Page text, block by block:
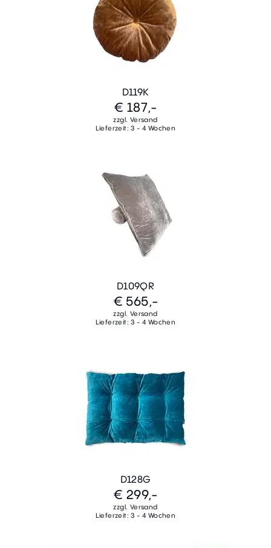
D119K
€ 187,-
zzgl. Versand
Lieferzeit: 3 - 4 Wochen
D109QR
€ 565,-
zzgl. Versand
Lieferzeit: 3 - 4 Wochen
D128G
€ 299,-
zzgl. Versand
Lieferzeit: 3 - 4 Wochen